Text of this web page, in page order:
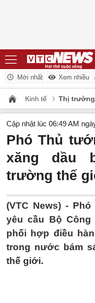
Mới nhất Xem nhiều
Kinh tế Thị trường
Cập nhật lúc 06:49 AM
Phó Thủ
xăng dầu
trường thế
(VTC News) -
yêu cầu Bộ
phối hợp điều
trong nước bám
thế giới.